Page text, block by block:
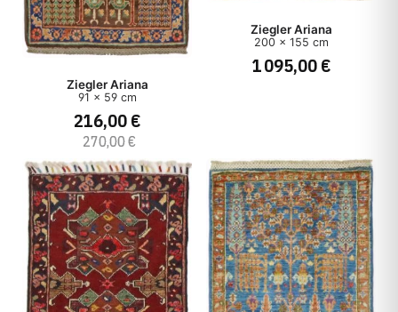
Chaîne
Épaisseur
Style
Type
Prix
Ziegler Ariana
91 x 59 cm
216,00 €
270,00 €
Ziegler Ariana
200 x 155 cm
1 095,00 €